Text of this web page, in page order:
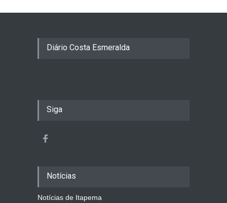
Diário Costa Esmeralda
Siga
Notícias
Notícias de Itapema